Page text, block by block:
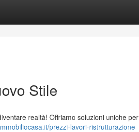
Stile
realtà! Offriamo soluzioni uniche per
prezzi-lavori-ristrutturazione